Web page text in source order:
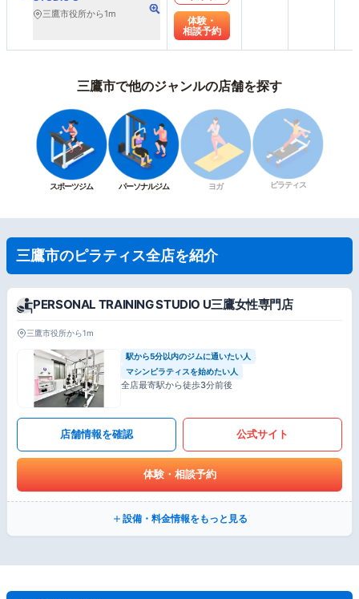
三鷹市役所から1m
体験・
相談予約
三鷹市で他のジャンルの店舗を探す
スポーツジム パーソナルジム ヨガ ピラティス
三鷹市のピラティス全店を紹介
PERSONAL TRAINING STUDIO U三鷹女性専門店
三鷹市役所から1m
駅から5分以内のジムに通いたい人
マシンピラティスを始めたい人
全店最寄駅から徒歩3分前後
店舗情報を確認 公式サイト
体験・相談予約
設備・料金情報をもっと見る